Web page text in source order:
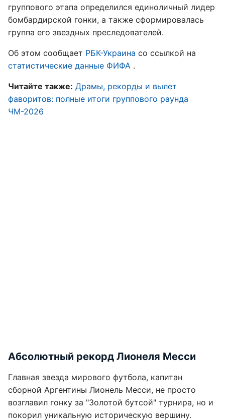
группового этапа определился единоличный лидер
бомбардирской гонки, а также сформировалась
группа его звездных преследователей.
Об этом сообщает РБК-Украина со ссылкой на
статистические данные ФИФА .
Читайте также: Драмы, рекорды и вылет
фаворитов: полные итоги группового раунда
ЧМ-2026
Абсолютный рекорд Лионеля Месси
Главная звезда мирового футбола, капитан
сборной Аргентины Лионель Месси, не просто
возглавил гонку за "Золотой бутсой" турнира, но и
покорил уникальную историческую вершину.